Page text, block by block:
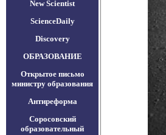
New Scientist
ScienceDaily
Discovery
ОБРАЗОВАНИЕ
Открытое письмо
министру образования
Антиреформа
Соросовский
образовательный